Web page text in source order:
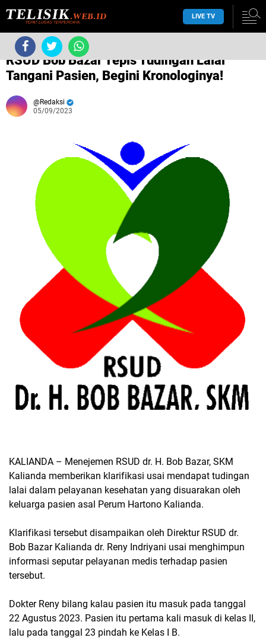
LIVE TV
›Tanpa label ›
RSUD Bob Bazar Tepis Tudingan Lalai
Tangani Pasien, Begini Kronologinya!
Redaksi
05/09/2023
KALIANDA – Menejemen RSUD dr. H. Bob Bazar, SKM
Kalianda memberikan klarifikasi usai mendapat tudingan
lalai dalam pelayanan kesehatan yang disuarakan oleh
keluarga pasien asal Perum Hartono Kalianda.
Klarifikasi tersebut disampaikan oleh Direktur RSUD dr.
Bob Bazar Kalianda dr. Reny Indriyani usai menghimpun
informasi seputar pelayanan medis terhadap pasien
tersebut.
Dokter Reny bilang kalau pasien itu masuk pada tanggal
22 Agustus 2023. Pasien itu pertama kali masuk di kelas II,
lalu pada tanggal 23 pindah ke Kelas I B.